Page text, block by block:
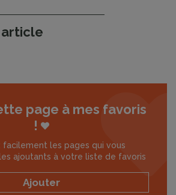
page à mes favoris
!
facilement les pages qui vous
ajoutants à votre liste de favoris
Ajouter